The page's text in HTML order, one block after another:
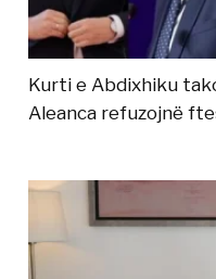
Kurti e Abdixhiku
Aleanca refuzojnë